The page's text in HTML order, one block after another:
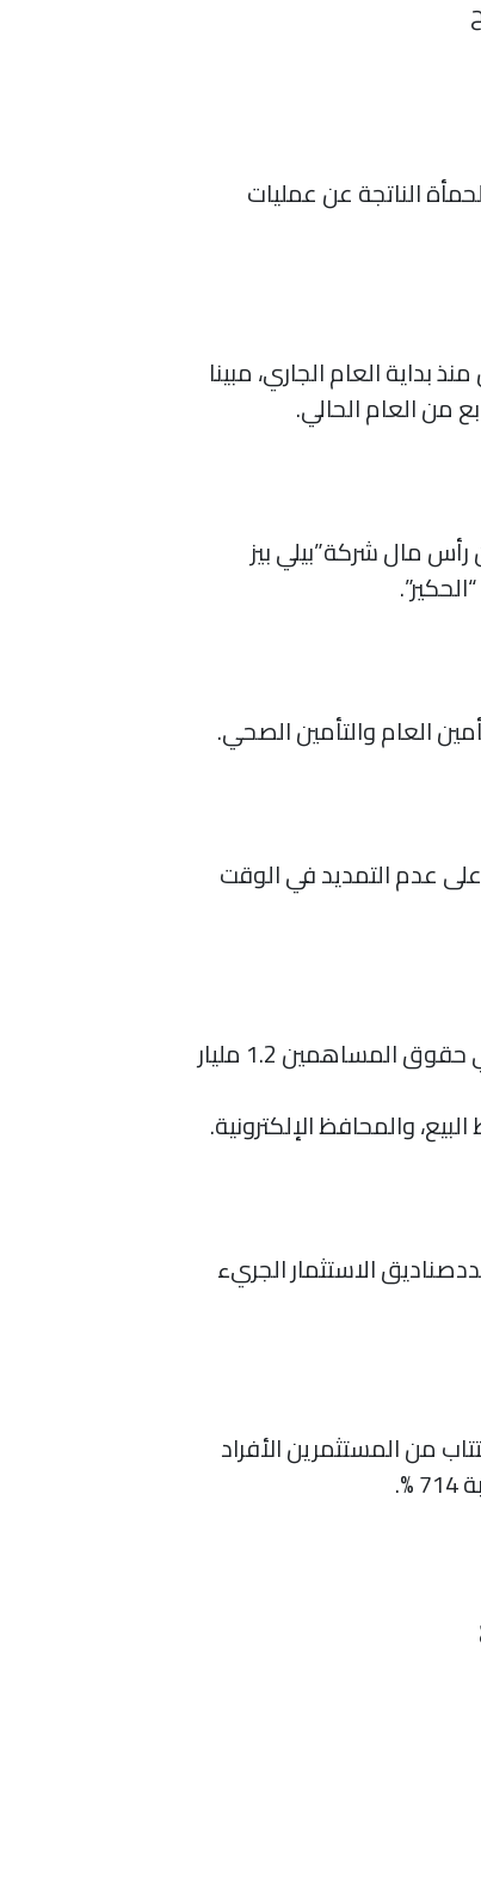
الناتجة عن عمليات
العام الجاري، مبينا
غير ملزم مع “شركة نيو کو” بخصوص احتمالية قيام الحكير ببيع 66.67 % من رأس مال شركة”بيلي بيز
العام والتأمين الصحي.
عدم التمديد في الوقت
قالت الشركة، إنها تمتلك ميزانية عمومية قوية، حيث بلغ إجمالي أصولها حوالي 1.9 مليار ريال، وإجمالي حقوق المساهمين 1.2 مليار
أن عددصناديق الاستثمار الجريء
مليون ريال سعودي للاشتراكات النقدية، نتج عنها 30,582 طلب اكتتاب من المستثمرين الأفراد